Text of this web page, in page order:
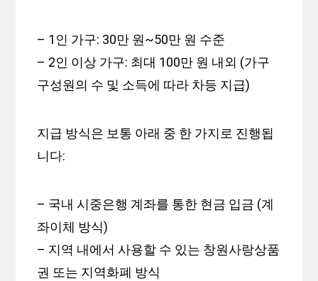
– 1인 가구: 30만 원~50만 원 수준
– 2인 이상 가구: 최대 100만 원 내외 (가구
구성원의 수 및 소득에 따라 차등 지급)
지급 방식은 보통 아래 중 한 가지로 진행됩
니다:
– 국내 시중은행 계좌를 통한 현금 입금 (계
좌이체 방식)
– 지역 내에서 사용할 수 있는 창원사랑상품
권 또는 지역화폐 방식